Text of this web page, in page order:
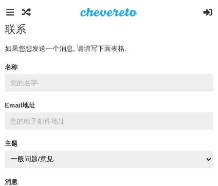
联系
如果您想发送一个消息, 请填写下面表格.
名称
Email地址
主题
消息